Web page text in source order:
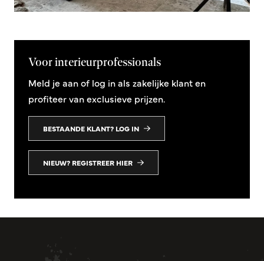
Voor interieurprofessionals
Meld je aan of log in als zakelijke klant en
profiteer van exclusieve prijzen.
BESTAANDE KLANT? LOG IN
NIEUW? REGISTREER HIER